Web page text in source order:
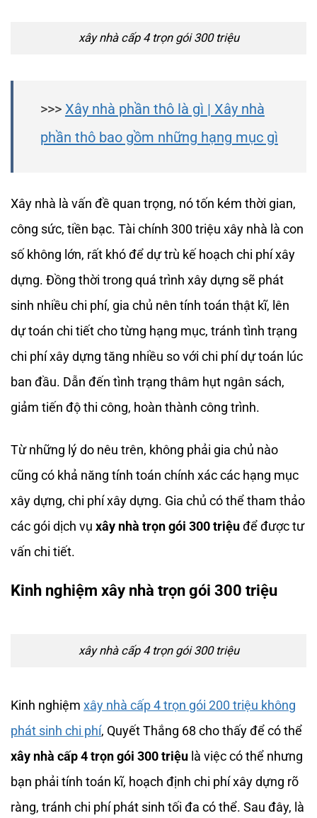
xây nhà cấp 4 trọn gói 300 triệu
>>> Xây nhà phần thô là gì | Xây nhà
phần thô bao gồm những hạng mục gì
Xây nhà là vấn đề quan trọng, nó tốn kém thời gian,
công sức, tiền bạc. Tài chính 300 triệu xây nhà là con
số không lớn, rất khó để dự trù kế hoạch chi phí xây
dựng. Đồng thời trong quá trình xây dựng sẽ phát
sinh nhiều chi phí, gia chủ nên tính toán thật kĩ, lên
dự toán chi tiết cho từng hạng mục, tránh tình trạng
chi phí xây dựng tăng nhiều so với chi phí dự toán lúc
ban đầu. Dẫn đến tình trạng thâm hụt ngân sách,
giảm tiến độ thi công, hoàn thành công trình.
Từ những lý do nêu trên, không phải gia chủ nào
cũng có khả năng tính toán chính xác các hạng mục
xây dựng, chi phí xây dựng. Gia chủ có thể tham thảo
các gói dịch vụ xây nhà trọn gói 300 triệuđể được tư
vấn chi tiết.
Kinh nghiệm xây nhà trọn gói 300 triệu
xây nhà cấp 4 trọn gói 300 triệu
Kinh nghiệm xây nhà cấp 4trọn gói 200 triệu không
phát sinh chi phí, Quyết Thắng 68 cho thấy để có thể
xây nhà cấp 4 trọn gói 300 triệu là việc có thể nhưng
bạn phải tính toán kĩ, hoạch định chi phí xây dựng rõ
ràng, tránh chi phí phát sinh tối đa có thể. Sau đây, là